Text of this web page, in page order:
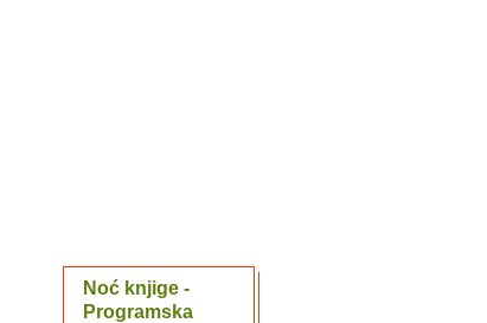
Noć knjige -
Programska